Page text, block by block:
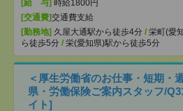
[給 与] 時給1800円
[交通費]交通費支給
[勤務地] 久屋大通駅から徒歩4分 / 栄町(愛
ら徒歩5分 / 栄(愛知県)駅から徒歩5分
＜厚生労働省のお仕事・短期・
県・労働保険ご案内スタッフ/
イト]